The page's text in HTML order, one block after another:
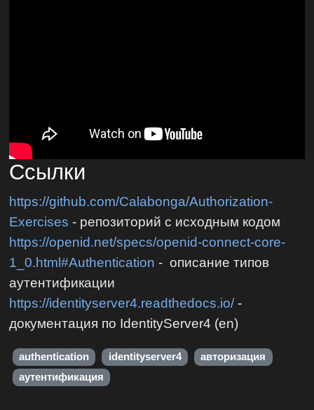
Ссылки
https://github.com/Calabonga/Authorization-
Exercises - репозиторий с исходным кодом
https://openid.net/specs/openid-connect-core-
1_0.html#Authentication - описание типов
аутентификации
https://identityserver4.readthedocs.io/-
документация по IdentityServer4 (en)
authentication identityserver4
авторизация
аутентификация